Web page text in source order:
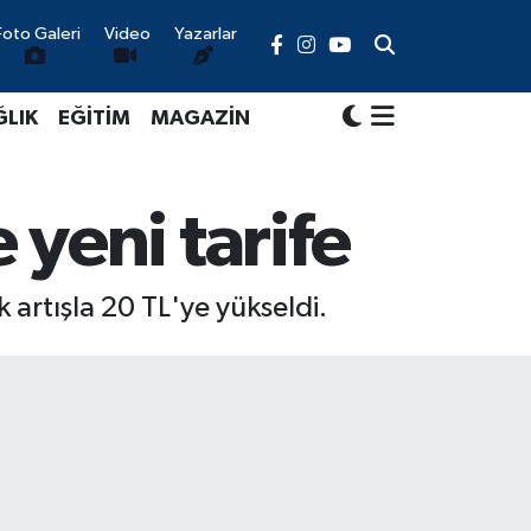
Galeri Video Yazarlar
EĞİTİM MAGAZİN
yeni tarife
artışla 20 TL'ye yükseldi.